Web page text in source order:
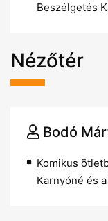
Beszélgetés
Nézőtér
Bodó
Komikus
Karnyóné és